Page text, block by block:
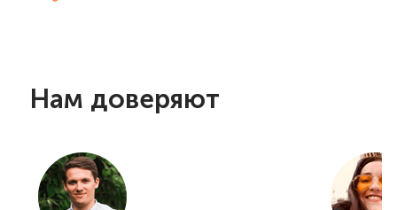
Нам доверяют